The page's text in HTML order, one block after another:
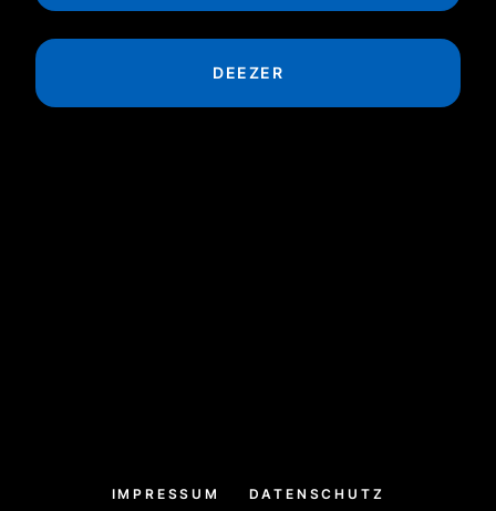
DEEZER
IMPRESSUM DATENSCHUTZ